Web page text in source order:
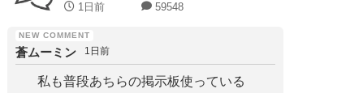
1日前 59548
蒼ムーミン 1日前
私も普段あちらの掲示板使っている